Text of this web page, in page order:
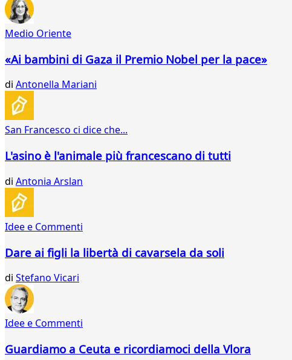
...
Medio Oriente
«Ai bambini di Gaza il Premio Nobel per la pace»
di Antonella Mariani
San Francesco ci dice che...
L'asino è l'animale più francescano di tutti
di Antonia Arslan
Idee e Commenti
Dare ai figli la libertà di cavarsela da soli
di Stefano Vicari
Idee e Commenti
Guardiamo a Ceuta e ricordiamoci della Vlora